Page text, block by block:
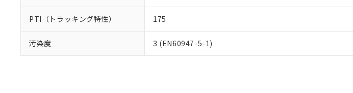
PTI（トラッキング特性） 175
汚染度 3 (EN60947-5-1)